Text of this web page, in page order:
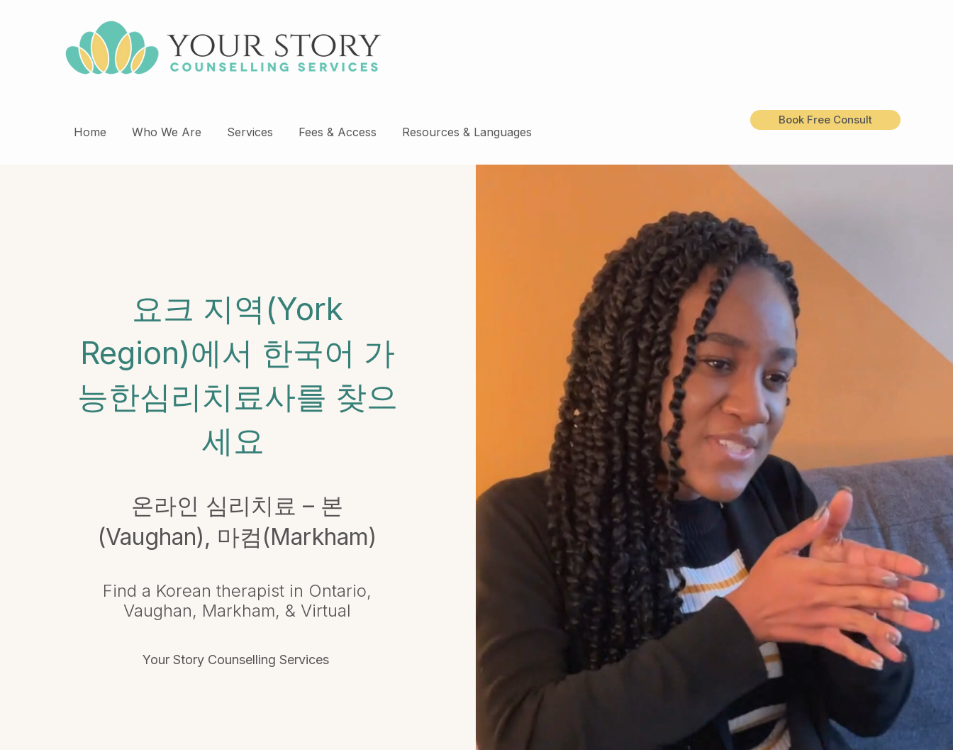
Home Who We Are Services Fees & Access Resources & Languages
Book Free Consult
요크 지역(York
Region)에서 한국어 가
능한심리치료사를 찾으
세요
온라인 심리치료 – 본
(Vaughan), 마컴(Markham)
Find a Korean therapist in Ontario,​
Vaughan, Markham, & Virtual
Your Story Counselling Services